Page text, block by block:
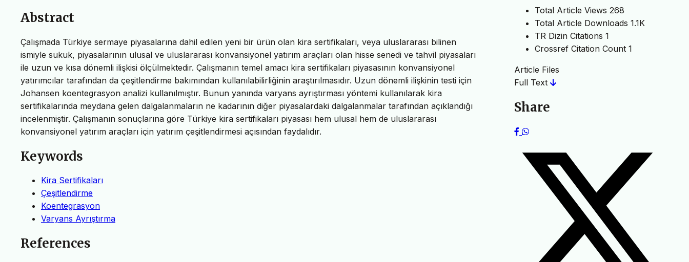
Abstract
Çalışmada Türkiye sermaye piyasalarına dahil edilen yeni bir ürün olan kira sertifikaları, veya uluslararası bilinen
ismiyle sukuk, piyasalarının ulusal ve uluslararası konvansiyonel yatırım araçları olan hisse senedi ve tahvil piyasaları
ile uzun ve kısa dönemli ilişkisi ölçülmektedir. Çalışmanın temel amacı kira sertifikaları piyasasının konvansiyonel
yatırımcılar tarafından da çeşitlendirme bakımından kullanılabilirliğinin araştırılmasıdır. Uzun dönemli ilişkinin testi için
Johansen koentegrasyon analizi kullanılmıştır. Bunun yanında varyans ayrıştırması yöntemi kullanılarak kira
sertifikalarında meydana gelen dalgalanmaların ne kadarının diğer piyasalardaki dalgalanmalar tarafından açıklandığı
incelenmiştir. Çalışmanın sonuçlarına göre Türkiye kira sertifikaları piyasası hem ulusal hem de uluslararası
konvansiyonel yatırım araçları için yatırım çeşitlendirmesi açısından faydalıdır.
Keywords
Kira Sertifikaları
Çeşitlendirme
Koentegrasyon
Varyans Ayrıştırma
References
Total Article Views 268
Total Article Downloads 1.1K
TR Dizin Citations 1
Crossref Citation Count 1
Article Files
Full Text
Share